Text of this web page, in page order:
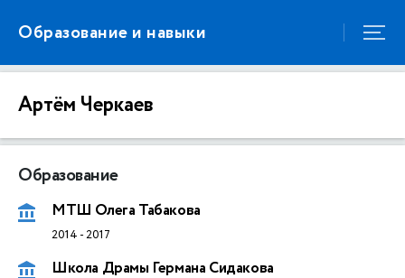
Образование и навыки
Артём Черкаев
Образование
МТШ Олега Табакова
2014 -2017
Школа Драмы Германа Сидакова